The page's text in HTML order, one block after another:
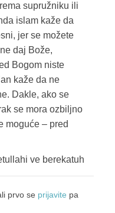
supružniku ili
islam kaže da
jer se možete
daj Bože,
Bogom niste
kaže da ne
Dakle, ako se
se mora ozbiljno
moguće – pred
ve berekatuh
prvo se prijavite pa